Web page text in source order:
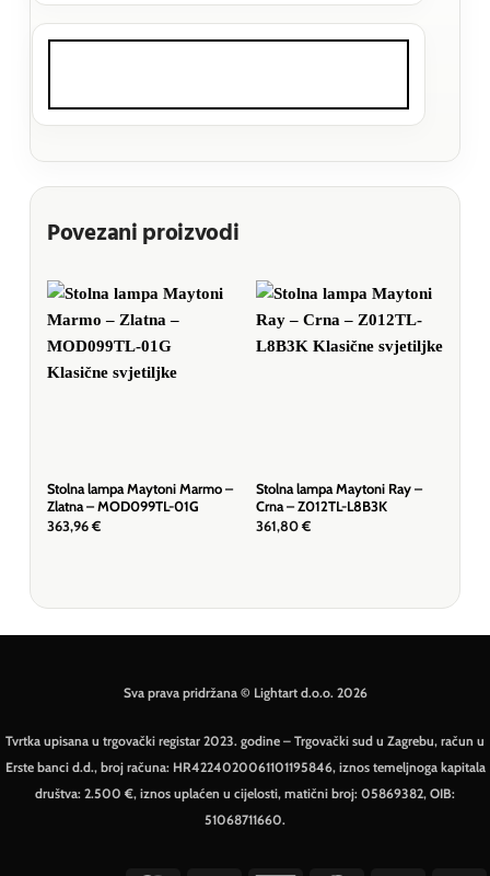
Povezani proizvodi
Stolna lampa Maytoni Marmo –
Zlatna – MOD099TL-01G
363,96 €
Stolna lampa Maytoni Ray –
Crna – Z012TL-L8B3K
361,80 €
Sva prava pridržana © Lightart d.o.o. 2026
Tvrtka upisana u trgovački registar 2023. godine – Trgovački sud u Zagrebu, račun u
Erste banci d.d., broj računa: HR4224020061101195846, iznos temeljnoga kapitala
društva: 2.500 €, iznos uplaćen u cijelosti, matični broj: 05869382, OIB:
51068711660.